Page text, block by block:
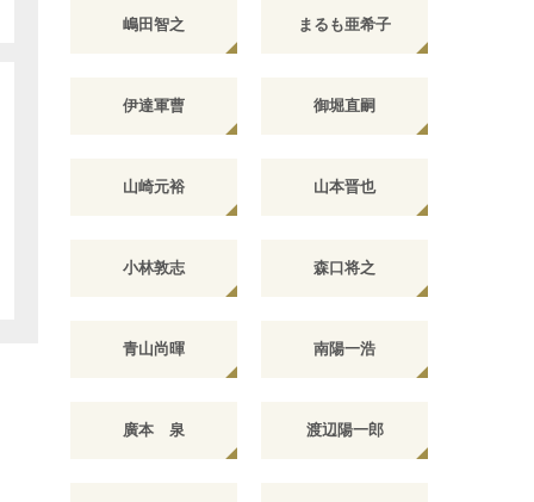
嶋田智之 まるも亜希子
伊達軍曹 御堀直嗣
山崎元裕 山本晋也
小林敦志 森口将之
青山尚暉 南陽一浩
廣本 泉 渡辺陽一郎